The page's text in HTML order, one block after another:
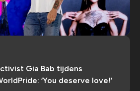
Gia Bab tijdens
‘You deserve love!’